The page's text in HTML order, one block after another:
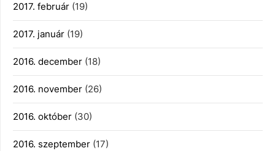
2017. február (19)
2017. január (19)
2016. december (18)
2016. november (26)
2016. október (30)
2016. szeptember (17)